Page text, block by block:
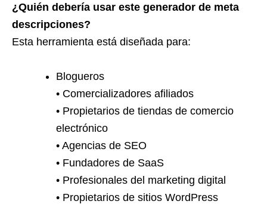
¿Quién debería usar este generador de meta
descripciones?
Esta herramienta está diseñada para:
Blogueros
• Comercializadores afiliados
• Propietarios de tiendas de comercio
electrónico
• Agencias de SEO
• Fundadores de SaaS
• Profesionales del marketing digital
• Propietarios de sitios WordPress